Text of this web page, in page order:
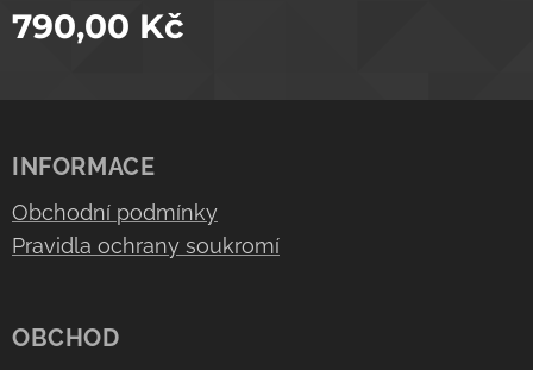
790,00 Kč
INFORMACE
Obchodní podmínky
Pravidla ochrany soukromí
OBCHOD